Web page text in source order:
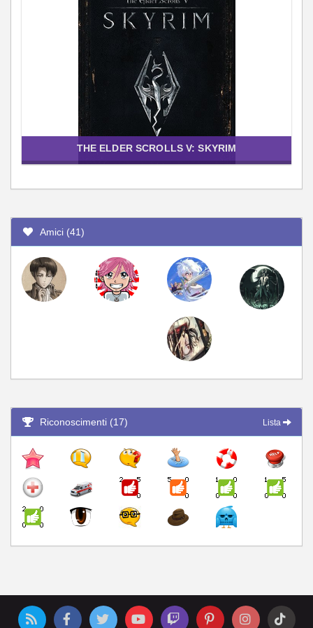
THE ELDER SCROLLS V: SKYRIM
Amici (41)
Riconoscimenti (17) Lista